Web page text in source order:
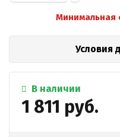
вода питьевая
стабилизаторы (пектин
регулятор
ароматизатор
консервант (сорбат
краситель пищевой
Минимальная
Условия
В наличии
1 811 руб.